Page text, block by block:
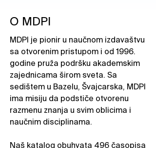
O MDPI
MDPI je pionir u naučnom izdavaštvu
sa otvorenim pristupom i od 1996.
godine pruža podršku akademskim
zajednicama širom sveta. Sa
sedištem u Bazelu, Švajcarska, MDPI
ima misiju da podstiče otvorenu
razmenu znanja u svim oblicima i
naučnim disciplinama.
Naš katalog obuhvata 496 časopisa